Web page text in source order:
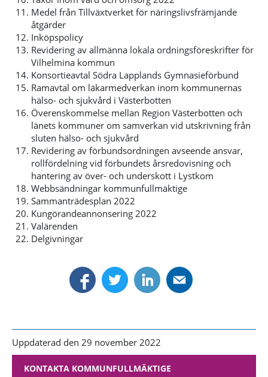
Medel från Tillväxtverket för näringslivsfrämjande
åtgärder
Inköpspolicy
Revidering av allmänna lokala ordningsföreskrifter för
Vilhelmina kommun
Konsortieavtal Södra Lapplands Gymnasieförbund
Ramavtal om läkarmedverkan inom kommunernas
hälso- och sjukvård i Västerbotten
Överenskommelse mellan Region Västerbotten och
länets kommuner om samverkan vid utskrivning från
sluten hälso- och sjukvård
Revidering av förbundsordningen avseende ansvar,
rollfördelning vid förbundets årsredovisning och
hantering av över- och underskott i Lystkom
Webbsändningar kommunfullmäktige
Sammanträdesplan 2022
Kungörandeannonsering 2022
Valärenden
Delgivningar
Uppdaterad den 29 november 2022
KONTAKTA KOMMUNFULLMÄKTIGE